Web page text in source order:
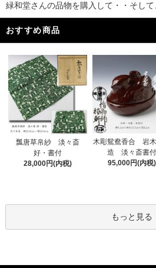
緑和堂さんの品物を購入して・・そし
おすすめ商品
瓢唐草帛紗 淡々斎
好・書付
28,000円(内税)
木彫鴛鴦香合 岩
造 淡々斎書付
95,000円(内税)
もっと見る